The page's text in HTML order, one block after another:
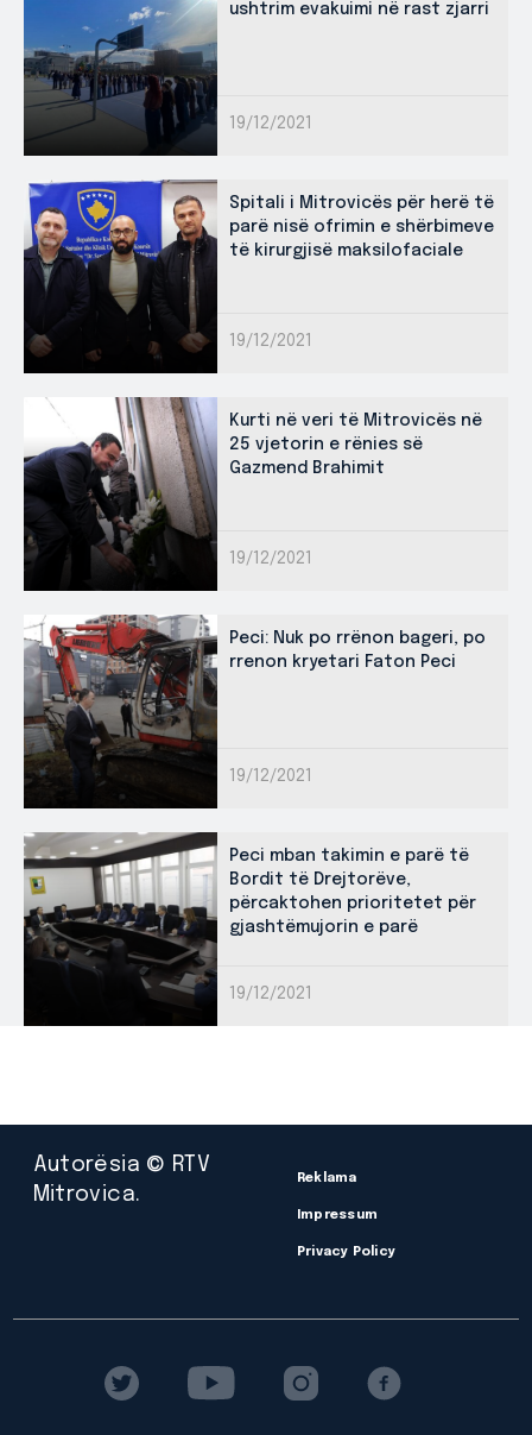
ushtrim evakuimi në rast zjarri
19/12/2021
Spitali i Mitrovicës për herë të
parë nisë ofrimin e shërbimeve
të kirurgjisë maksilofaciale
19/12/2021
Kurti në veri të Mitrovicës në
25 vjetorin e rënies së
Gazmend Brahimit
19/12/2021
Peci: Nuk po rrënon bageri, po
rrenon kryetari Faton Peci
19/12/2021
Peci mban takimin e parë të
Bordit të Drejtorëve,
përcaktohen prioritetet për
gjashtëmujorin e parë
19/12/2021
Autorësia © RTV
Mitrovica.
Reklama
Impressum
Privacy Policy